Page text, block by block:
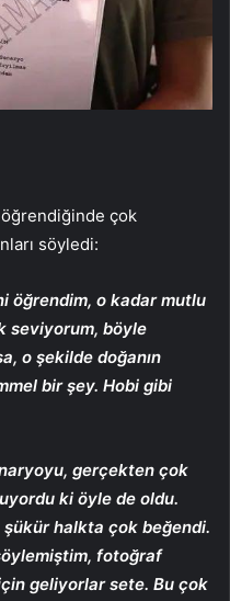
çok
söyledi:
öğrendim, o kadar mutlu
seviyorum, böyle
o şekilde doğanın
bir şey. Hobi gibi
gerçekten çok
ki öyle de oldu.
halkta çok beğendi.
fotoğraf
geliyorlar sete. Bu çok